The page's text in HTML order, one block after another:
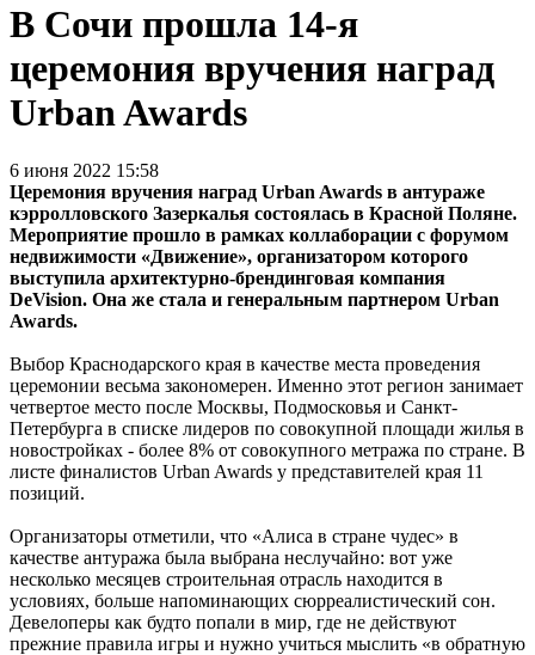
В Сочи прошла 14-я
церемония вручения наград
Urban Awards
6 июня 2022 15:58
Церемония вручения наград Urban Awards в антураже
кэрролловского Зазеркалья состоялась в Красной Поляне.
Мероприятие прошло в рамках коллаборации с форумом
недвижимости «Движение», организатором которого
выступила архитектурно-брендинговая компания
DeVision. Она же стала и генеральным партнером Urban
Awards.
Выбор Краснодарского края в качестве места проведения
церемонии весьма закономерен. Именно этот регион занимает
четвертое место после Москвы, Подмосковья и Санкт-
Петербурга в списке лидеров по совокупной площади жилья в
новостройках - более 8% от совокупного метража по стране. В
листе финалистов Urban Awards у представителей края 11
позиций.
Организаторы отметили, что «Алиса в стране чудес» в
качестве антуража была выбрана неслучайно: вот уже
несколько месяцев строительная отрасль находится в
условиях, больше напоминающих сюрреалистический сон.
Девелоперы как будто попали в мир, где не действуют
прежние правила игры и нужно учиться мыслить «в обратную